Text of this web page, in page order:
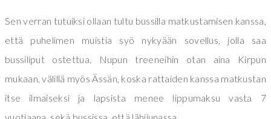
Sen verran tutuiksi ollaan tultu bussilla matkustamisen kanssa,
että puhelimen muistia syö nykyään sovellus, jolla saa
bussiliput ostettua. Nupun treeneihin otan aina Kirpun
mukaan, välillä myös Ässän, koska rattaiden kanssa matkustan
itse ilmaiseksi ja lapsista menee lippumaksu vasta 7